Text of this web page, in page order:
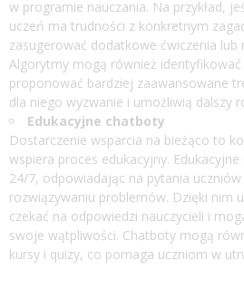
w programie nauczania. Na przykład,
uczeń ma trudności z konkretnym
zasugerować dodatkowe ćwiczenia lub
Algorytmy mogą również
proponować bardziej zaawansowane
dla niego wyzwanie i umożliwią dalszy
Edukacyjne chatboty
Dostarczenie wsparcia na bieżąco to
wspiera proces edukacyjny.
24/7, odpowiadając na pytania
rozwiązywaniu problemów. Dzięki nim
czekać na odpowiedzi nauczycieli i
swoje wątpliwości. Chatboty mogą
kursy i quizy, co pomaga uczniom w